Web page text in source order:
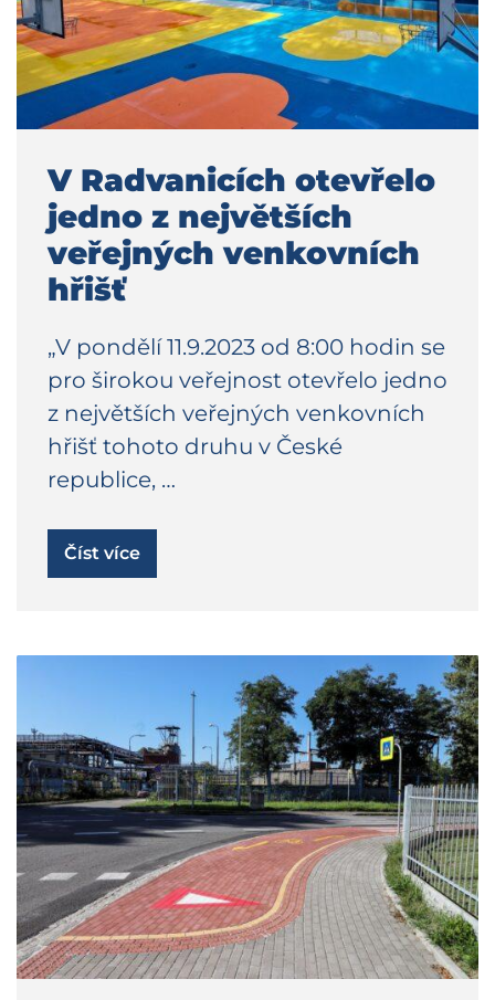
V Radvanicích otevřelo
jedno z největších
veřejných venkovních
hřišť
„V pondělí 11.9.2023 od 8:00 hodin se
pro širokou veřejnost otevřelo jedno
z největších veřejných venkovních
hřišť tohoto druhu v České
republice, …
Číst více